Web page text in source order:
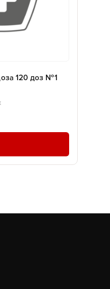
120 доз №1